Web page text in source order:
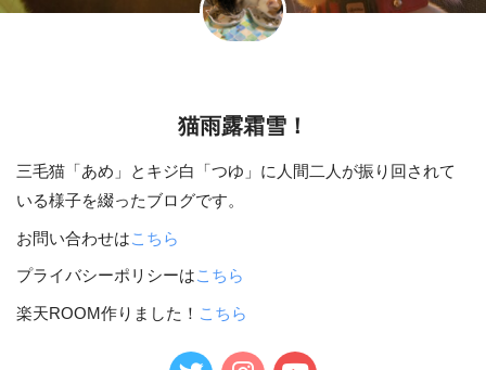
猫雨露霜雪！
三毛猫「あめ」とキジ白「つゆ」に人間二人が振り回されて
いる様子を綴ったブログです。
お問い合わせはこちら
プライバシーポリシーはこちら
楽天ROOM作りました！ こちら